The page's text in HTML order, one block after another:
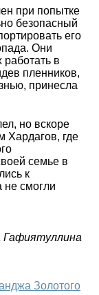
при попытке
безопасный
его
Они
работать в
пленников,
принесла
но вскоре
Хардагов, где
семье в
к
не смогли
Гафиятуллина
Золотого